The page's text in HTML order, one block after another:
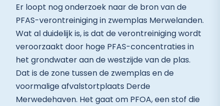
Er loopt nog onderzoek naar de bron van de
PFAS-verontreiniging in zwemplas Merwelanden.
Wat al duidelijk is, is dat de verontreiniging wordt
veroorzaakt door hoge PFAS-concentraties in
het grondwater aan de westzijde van de plas.
Dat is de zone tussen de zwemplas en de
voormalige afvalstortplaats Derde
Merwedehaven. Het gaat om PFOA, een stof die